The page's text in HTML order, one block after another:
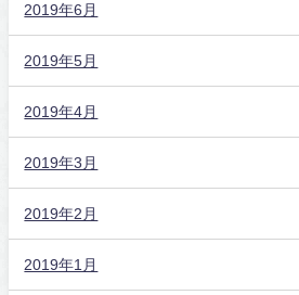
2019年6月
2019年5月
2019年4月
2019年3月
2019年2月
2019年1月